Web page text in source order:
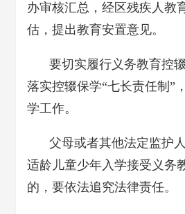
办审核汇总，经区残疾人教
估，提出教育安置意见。
要切实履行义务教育控
落实控辍保学“七长责任制”
学工作。
父母或者其他法定监护
适龄儿童少年入学接受义务
的，要依法追究法律责任。